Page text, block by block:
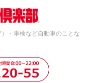
・車検など自動車のことな